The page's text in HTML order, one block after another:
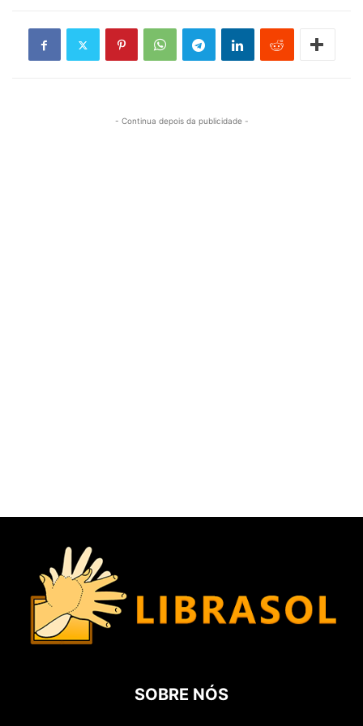
- Continua depois da publicidade -
SOBRE NÓS